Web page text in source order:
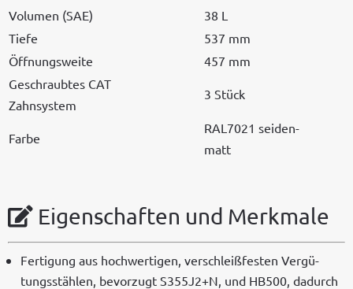
Vol­u­men (SAE)
38 L
Tiefe
537 mm
Öff­nungsweite
457 mm
Geschraubtes CAT
Zahnsystem
3 Stück
Farbe
RAL7021 sei­den­
matt
Eigenschaften und Merkmale
Fer­ti­gung aus hochw­er­ti­gen, ver­schleißfesten Vergü­
tungsstählen, bevorzugt S355J2+N, und HB500, dadurch